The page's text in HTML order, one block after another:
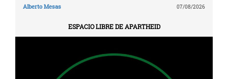
Alberto Mesas 07/08/2026
ESPACIO LIBRE DE APARTHEID